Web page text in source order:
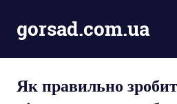
перейти
к
gorsad.com.ua
і
Як правильно